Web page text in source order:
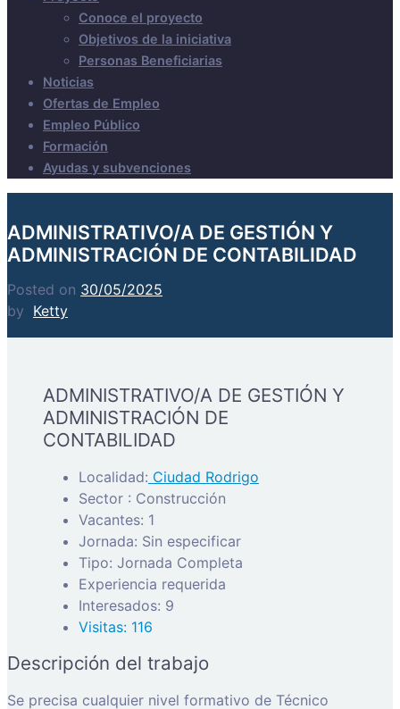
Conoce el proyecto
Objetivos de la iniciativa
Personas Beneficiarias
Noticias
Ofertas de Empleo
Empleo Público
Formación
Ayudas y subvenciones
ADMINISTRATIVO/A DE GESTIÓN Y
ADMINISTRACIÓN DE CONTABILIDAD
Posted on 30/05/2025
by Ketty
ADMINISTRATIVO/A DE GESTIÓN Y
ADMINISTRACIÓN DE
CONTABILIDAD
Localidad: Ciudad Rodrigo
Sector : Construcción
Vacantes: 1
Jornada: Sin especificar
Tipo: Jornada Completa
Experiencia requerida
Interesados: 9
Visitas: 116
Descripción del trabajo
Se precisa cualquier nivel formativo de Técnico